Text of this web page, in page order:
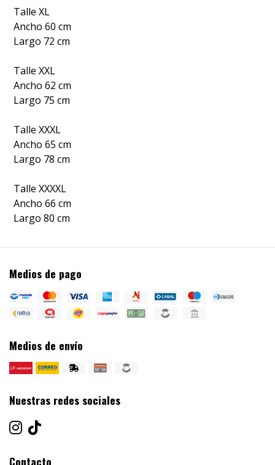
Talle XL
Ancho 60 cm
Largo 72 cm
Talle XXL
Ancho 62 cm
Largo 75 cm
Talle XXXL
Ancho 65 cm
Largo 78 cm
Talle XXXXL
Ancho 66 cm
Largo 80 cm
Medios de pago
Medios de envío
Nuestras redes sociales
Contacto